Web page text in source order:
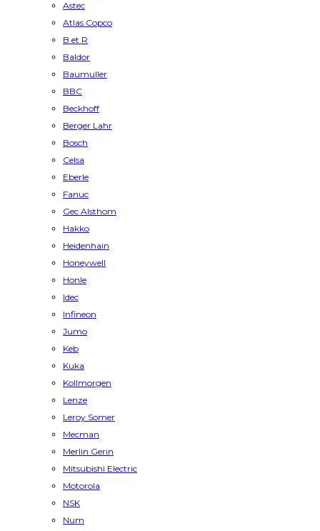
Astec
Atlas Copco
B et R
Baldor
Baumuller
BBC
Beckhoff
Berger Lahr
Bosch
Celsa
Eberle
Fanuc
Gec Alsthom
Hakko
Heidenhain
Honeywell
Honle
Idec
Infineon
Jumo
Keb
Kuka
Kollmorgen
Lenze
Leroy Somer
Mecman
Merlin Gerin
Mitsubishi Electric
Motorola
NSK
Num